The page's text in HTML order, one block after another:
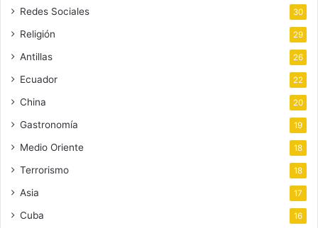
Redes Sociales 30
Religión 29
Antillas 26
Ecuador 22
China 20
Gastronomía 19
Medio Oriente 18
Terrorismo 18
Asia 17
Cuba 16